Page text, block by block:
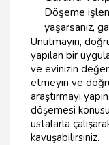
Döşeme
yaşarsanız,
Unutmayın,
yapılan bir
ve evinizin
etmeyin ve
araştırmayı
döşemesi
ustalarla
kavuşabilirsiniz.